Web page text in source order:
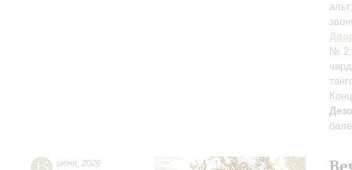
№
июня 2026